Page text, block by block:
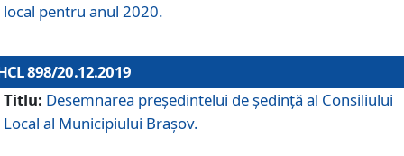
local pentru anul 2020.
898/20.12.2019
Titlu: Desemnarea preşedintelui de şedinţă al Consiliului
Local al Municipiului Braşov.